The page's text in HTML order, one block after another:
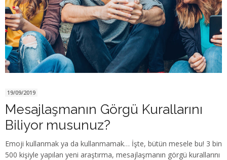
19/09/2019
Mesajlaşmanın Görgü Kurallarını
Biliyor musunuz?
Emoji kullanmak ya da kullanmamak… İşte, bütün mesele bu! 3 bin
500 kişiyle yapılan yeni araştırma, mesajlaşmanın görgü kurallarını